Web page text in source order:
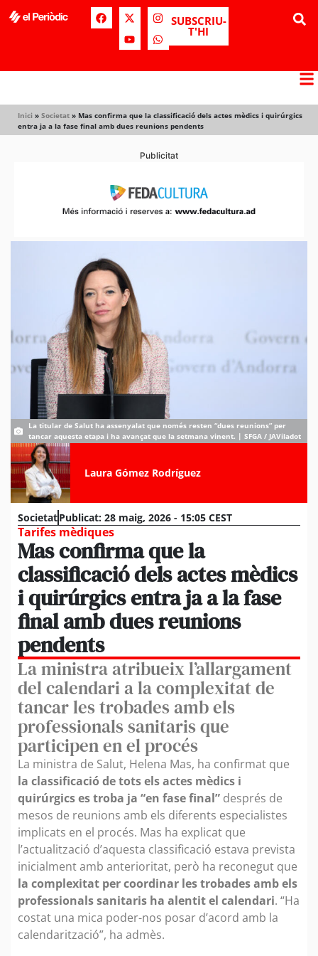
SUBSCRIU-
T'HI
Inici » Societat » Mas confirma que la classificació dels actes mèdics i quirúrgics
entra ja a la fase final amb dues reunions pendents
Publicitat
La titular de Salut ha assenyalat que només resten “dues reunions” per
tancar aquesta etapa i ha avançat que la setmana vinent. | SFGA / JAViladot
Laura Gómez Rodríguez
SocietatPublicat: 28 maig, 2026 - 15:05 CEST
Tarifes mèdiques
Mas confirma que la
classificació dels actes mèdics
i quirúrgics entra ja a la fase
final amb dues reunions
pendents
La ministra atribueix l’allargament
del calendari a la complexitat de
tancar les trobades amb els
professionals sanitaris que
participen en el procés
La ministra de Salut, Helena Mas, ha confirmat que
la classificació de tots els actes mèdics i
quirúrgics es troba ja “en fase final” després de
mesos de reunions amb els diferents especialistes
implicats en el procés. Mas ha explicat que
l’actualització d’aquesta classificació estava prevista
inicialment amb anterioritat, però ha reconegut que
la complexitat per coordinar les trobades amb els
professionals sanitaris ha alentit el calendari. “Ha
costat una mica poder-nos posar d’acord amb la
calendarització”, ha admès.